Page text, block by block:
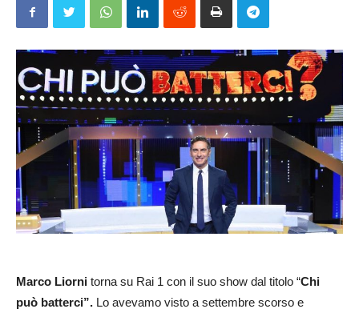
Marco Liorni torna su Rai 1 con il suo show dal titolo “Chi
può batterci”. Lo avevamo visto a settembre scorso e